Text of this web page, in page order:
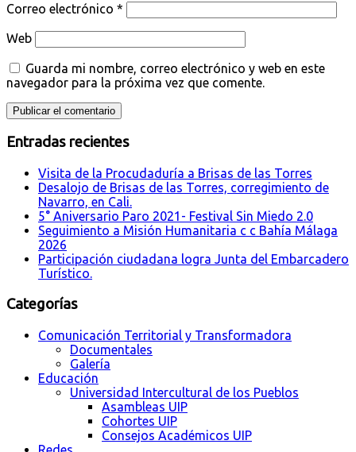
Correo electrónico *
Web
Guarda mi nombre, correo electrónico y web en este
navegador para la próxima vez que comente.
Entradas recientes
Visita de la Procudaduría a Brisas de las Torres
Desalojo de Brisas de las Torres, corregimiento de
Navarro, en Cali.
5° Aniversario Paro 2021- Festival Sin Miedo 2.0
Seguimiento a Misión Humanitaria c c Bahía Málaga
2026
Participación ciudadana logra Junta del Embarcadero
Turístico.
Categorías
Comunicación Territorial y Transformadora
Documentales
Galería
Educación
Universidad Intercultural de los Pueblos
Asambleas UIP
Cohortes UIP
Consejos Académicos UIP